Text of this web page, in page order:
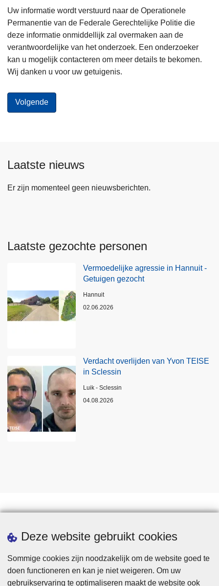
Deze website gebruikt cookies
Sommige cookies zijn noodzakelijk om de website goed te
doen functioneren en kan je niet weigeren. Om uw
gebruikservaring te optimaliseren maakt de website ook
Uw informatie wordt verstuurd naar de Operationele
Permanentie van de Federale Gerechtelijke Politie die
deze informatie onmiddellijk zal overmaken aan de
verantwoordelijke van het onderzoek. Een onderzoeker
kan u mogelijk contacteren om meer details te bekomen.
Wij danken u voor uw getuigenis.
Laatste nieuws
Er zijn momenteel geen nieuwsberichten.
Laatste gezochte personen
Vermoedelijke agressie in Hannuit -
Getuigen gezocht
Plaats
Hannuit
02.06.2026
Verdacht overlijden van Yvon TEISE
in Sclessin
Plaats
Luik - Sclessin
04.08.2026